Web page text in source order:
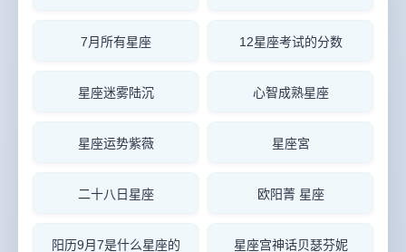
7月所有星座 12星座考试的分数
星座迷雾陆沉 心智成熟星座
星座运势紫薇 星座宮
二十八日星座 欧阳菁 星座
阳历9月7是什么星座的 星座宫神话贝瑟芬妮